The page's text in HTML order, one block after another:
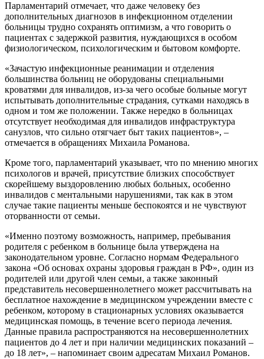
Парламентарий отмечает, что даже человеку без
дополнительных диагнозов в инфекционном отделении
больницы трудно сохранять оптимизм, а что говорить о
пациентах с задержкой развития, нуждающихся в особом
физиологическом, психологическим и бытовом комфорте.
«Зачастую инфекционные реанимации и отделения
большинства больниц не оборудованы специальными
кроватями для инвалидов, из-за чего особые больные могут
испытывать дополнительные страдания, сутками находясь в
одном и том же положении. Также нередко в больницах
отсутствует необходимая для инвалидов инфраструктура
санузлов, что сильно отягчает быт таких пациентов», –
отмечается в обращениях Михаила Романова.
Кроме того, парламентарий указывает, что по мнению многих
психологов и врачей, присутствие близких способствует
скорейшему выздоровлению любых больных, особенно
инвалидов с ментальными нарушениями, так как в этом
случае такие пациенты меньше беспокоятся и не чувствуют
оторванности от семьи.
«Именно поэтому возможность, например, пребывания
родителя с ребенком в больнице была утверждена на
законодательном уровне. Согласно нормам Федерального
закона «Об основах охраны здоровья граждан в РФ», один из
родителей или другой член семьи, а также законный
представитель несовершеннолетнего может рассчитывать на
бесплатное нахождение в медицинском учреждении вместе с
ребенком, которому в стационарных условиях оказывается
медицинская помощь, в течение всего периода лечения.
Данные правила распространяются на несовершеннолетних
пациентов до 4 лет и при наличии медицинских показаний –
до 18 лет», – напоминает своим адресатам Михаил Романов.